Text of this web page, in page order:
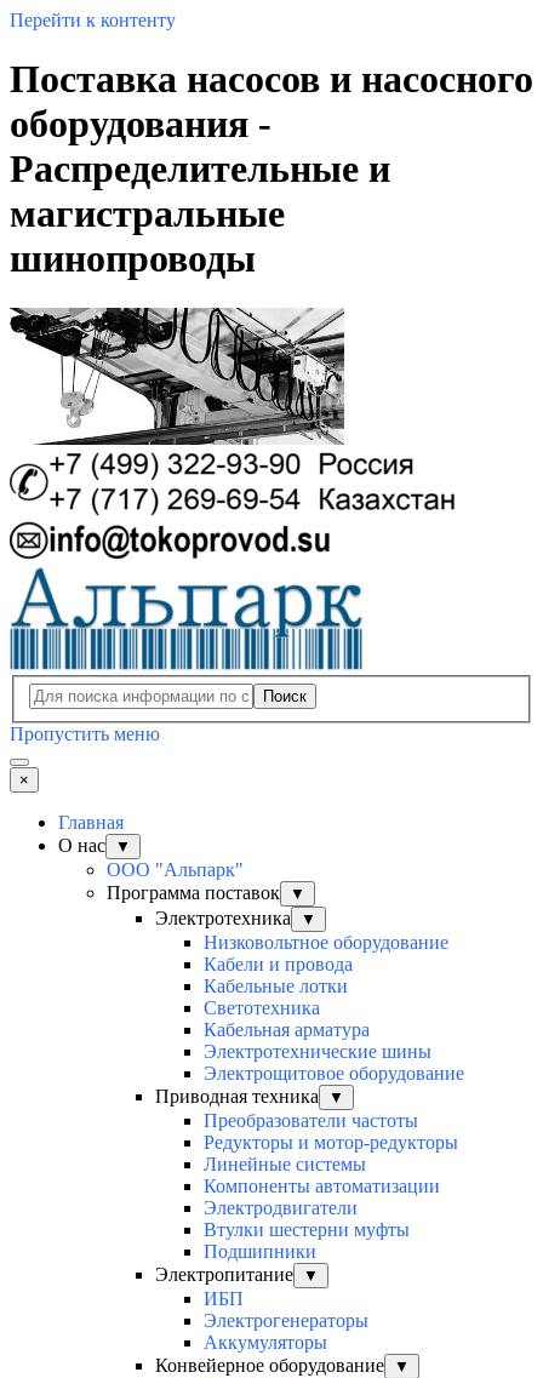
Перейти к контенту
Поставка насосов и насосного
оборудования -
Распределительные и
магистральные
шинопроводы
Поиск
Пропустить меню
×
Главная
О нас
▼
ООО "Альпарк"
Программа поставок
▼
Электротехника ▼
Низковольтное оборудование
Кабели и провода
Кабельные лотки
Светотехника
Кабельная арматура
Электротехнические шины
Электрощитовое оборудование
Приводная техника
▼
Преобразователи частоты
Редукторы и мотор-редукторы
Линейные системы
Компоненты автоматизации
Электродвигатели
Втулки шестерни муфты
Подшипники
Электропитание
▼
ИБП
Электрогенераторы
Аккумуляторы
Конвейерное оборудование
▼